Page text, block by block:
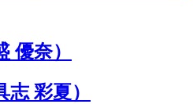
優奈）
彩夏）